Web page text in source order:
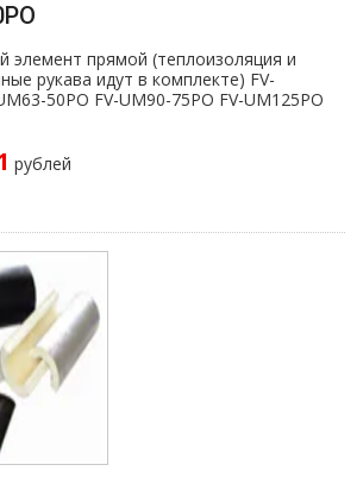
элемент прямой (теплоизоляция и
рукава идут в комплекте) FV-
50PO FV-UM90-75PO FV-UM125PO
рублей